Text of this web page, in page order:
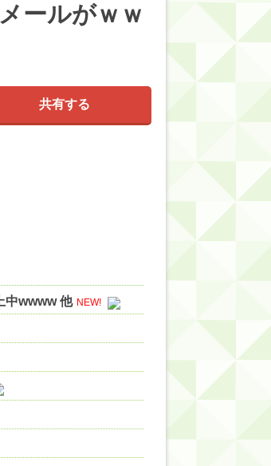
ールがｗｗ
共有する
中wwww 他 NEW!